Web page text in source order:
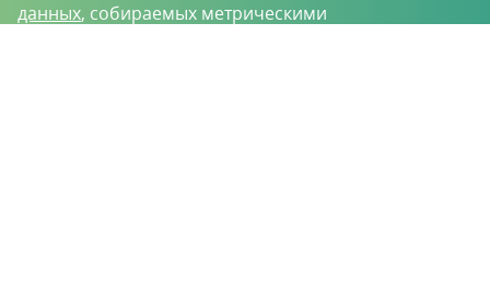
данных, собираемых метрическими